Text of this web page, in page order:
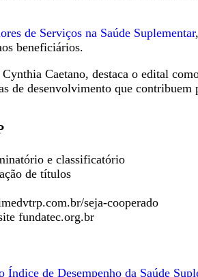
de Serviços na Saúde Suplementar
beneficiários.
Caetano, destaca o edital
de desenvolvimento que
e classificatório
de títulos
seja-cooperado
fundatec.org.br
de Desempenho da Saúde